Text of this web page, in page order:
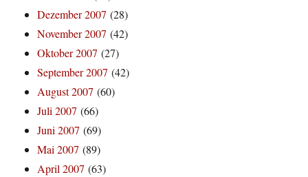
Dezember 2007 (28)
November 2007 (42)
Oktober 2007 (27)
September 2007 (42)
August 2007 (60)
Juli 2007 (66)
Juni 2007 (69)
Mai 2007 (89)
April 2007 (63)